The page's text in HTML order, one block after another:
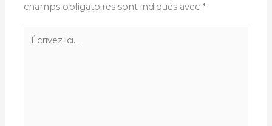
champs obligatoires sont indiqués avec *
Écrivez
ici…